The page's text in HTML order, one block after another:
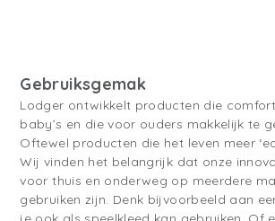
Gebruiksgemak
Lodger ontwikkelt producten die
baby’s en die voor ouders makkelijk te
Oftewel producten die het leven meer
Wij vinden het belangrijk dat onze
voor thuis en onderweg op meerdere
gebruiken zijn. Denk bijvoorbeeld aan